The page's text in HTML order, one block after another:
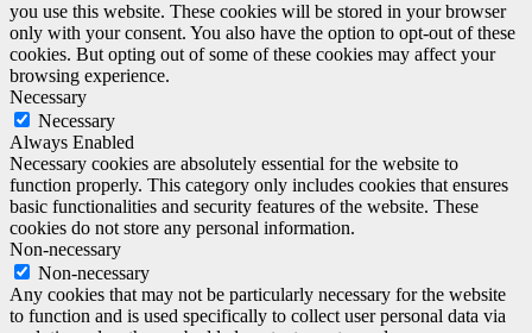
you use this website. These cookies will be stored in your browser
only with your consent. You also have the option to opt-out of these
cookies. But opting out of some of these cookies may affect your
browsing experience.
Necessary
Necessary
Always Enabled
Necessary cookies are absolutely essential for the website to
function properly. This category only includes cookies that ensures
basic functionalities and security features of the website. These
cookies do not store any personal information.
Non-necessary
Non-necessary
Any cookies that may not be particularly necessary for the website
to function and is used specifically to collect user personal data via